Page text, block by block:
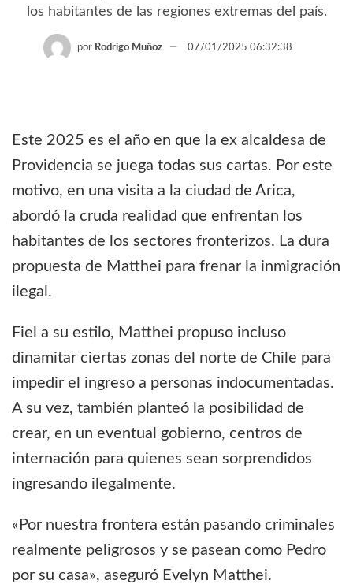
los habitantes de las regiones extremas del país.
por Rodrigo Muñoz 07/01/2025 06:32:38
Este 2025 es el año en que la ex alcaldesa de
Providencia se juega todas sus cartas. Por este
motivo, en una visita a la ciudad de Arica,
abordó la cruda realidad que enfrentan los
habitantes de los sectores fronterizos. La dura
propuesta de Matthei para frenar la inmigración
ilegal.
Fiel a su estilo, Matthei propuso incluso
dinamitar ciertas zonas del norte de Chile para
impedir el ingreso a personas indocumentadas.
A su vez, también planteó la posibilidad de
crear, en un eventual gobierno, centros de
internación para quienes sean sorprendidos
ingresando ilegalmente.
«Por nuestra frontera están pasando criminales
realmente peligrosos y se pasean como Pedro
por su casa», aseguró Evelyn Matthei.